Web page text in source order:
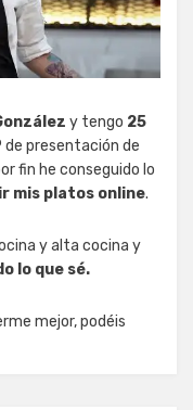
y tengo 25
de presentación de
fin he conseguido lo
mis platos online.
y alta cocina y
lo que sé.
mejor, podéis